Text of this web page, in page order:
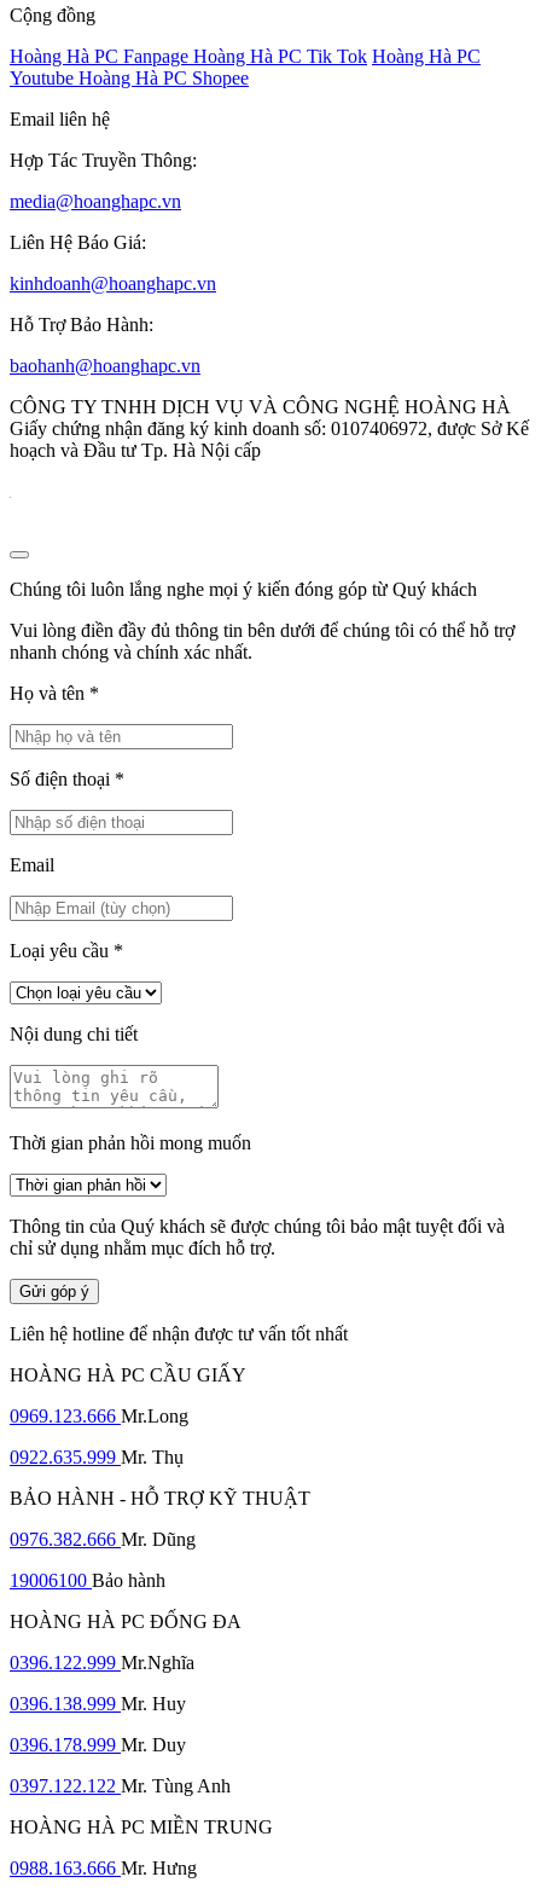
Cộng đồng
Hoàng Hà PC Fanpage Hoàng Hà PC Tik Tok Hoàng Hà PC
Youtube Hoàng Hà PC Shopee
Email liên hệ
Hợp Tác Truyền Thông:
media@hoanghapc.vn
Liên Hệ Báo Giá:
kinhdoanh@hoanghapc.vn
Hỗ Trợ Bảo Hành:
baohanh@hoanghapc.vn
CÔNG TY TNHH DỊCH VỤ VÀ CÔNG NGHỆ HOÀNG HÀ
Giấy chứng nhận đăng ký kinh doanh số: 0107406972, được Sở Kế
hoạch và Đầu tư Tp. Hà Nội cấp
Chúng tôi luôn lắng nghe mọi ý kiến đóng góp từ Quý khách
Vui lòng điền đầy đủ thông tin bên dưới để chúng tôi có thể hỗ trợ
nhanh chóng và chính xác nhất.
Họ và tên *
Số điện thoại *
Email
Loại yêu cầu *
Nội dung chi tiết
Thời gian phản hồi mong muốn
Thông tin của Quý khách sẽ được chúng tôi bảo mật tuyệt đối và
chỉ sử dụng nhằm mục đích hỗ trợ.
Gửi góp ý
Liên hệ hotline để nhận được tư vấn tốt nhất
HOÀNG HÀ PC CẦU GIẤY
0969.123.666 Mr.Long
0922.635.999 Mr. Thụ
BẢO HÀNH - HỖ TRỢ KỸ THUẬT
0976.382.666 Mr. Dũng
19006100 Bảo hành
HOÀNG HÀ PC ĐỐNG ĐA
0396.122.999 Mr.Nghĩa
0396.138.999 Mr. Huy
0396.178.999 Mr. Duy
0397.122.122 Mr. Tùng Anh
HOÀNG HÀ PC MIỀN TRUNG
0988.163.666 Mr. Hưng